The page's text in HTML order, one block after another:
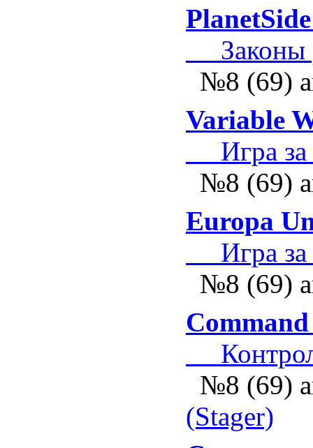
PlanetSide
Законы
№8 (69)
Variable
Игра за
№8 (69)
Europa
Игра за
№8 (69)
№8 (69)
(Stager)